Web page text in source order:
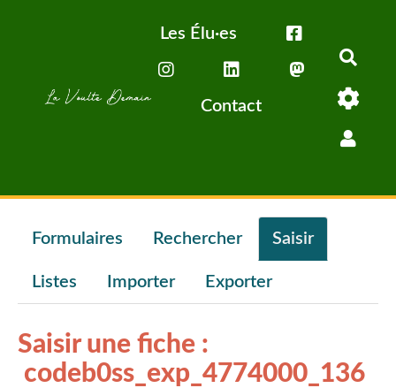
Aller au contenu principal
Les Élu·es
Contact
Formulaires Rechercher Saisir
Listes Importer Exporter
Saisir une fiche :
codeb0ss_exp_4774000_136